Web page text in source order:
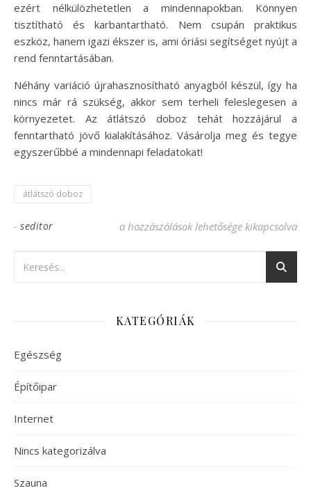
ezért nélkülözhetetlen a mindennapokban. Könnyen
tisztítható és karbantartható. Nem csupán praktikus
eszköz, hanem igazi ékszer is, ami óriási segítséget nyújt a
rend fenntartásában.
Néhány variáció újrahasznosítható anyagból készül, így ha
nincs már rá szükség, akkor sem terheli feleslegesen a
környezetet. Az átlátszó doboz tehát hozzájárul a
fenntartható jövő kialakításához. Vásárolja meg és tegye
egyszerűbbé a mindennapi feladatokat!
átlátszó doboz
- seditor Az átlátszó doboz nélkülözhetetlen a
a hozzászólások lehetősége kikapcsolva
KATEGÓRIÁK
Egészség
Építőipar
Internet
Nincs kategorizálva
Szauna